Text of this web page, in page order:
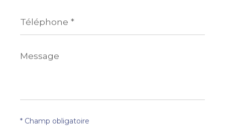
*
Message
*
* Champ obligatoire